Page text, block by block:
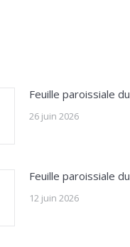
Feuille paroissiale
26 juin 2026
Feuille paroissiale
12 juin 2026